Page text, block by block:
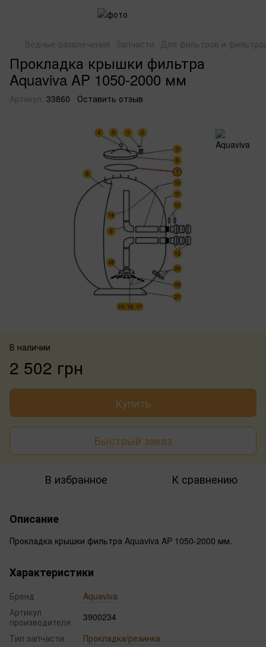
Водные развлечения Запчасти Для фильтров и
Прокладка крышки фильтра
Aquaviva AP 1050-2000 мм
Артикул: 33860 Оставить отзыв
В наличии
2 502 грн
Купить
Быстрый заказ
В избранное К сравнению
Описание
Прокладка крышки фильтра Aquaviva AP 1050-2000 мм.
Характеристики
Бренд
Aquaviva
Артикул
производителя
3900234
Тип запчасти
Прокладка/резинка